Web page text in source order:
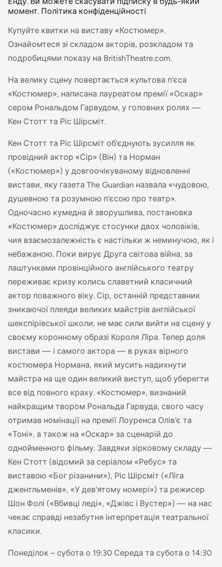
момент. Політика конфіденційності
Купуйте квитки на виставу «Костюмер».
Ознайомтеся зі складом акторів, розкладом та
подробицями показу на BritishTheatre.com.
На велику сцену повертається культова п'єса
«Костюмер», написана лауреатом премії «Оскар»
сером Рональдом Гарвудом, у головних ролях —
Кен Стотт та Ріс Шірсміт.
Кен Стотт та Ріс Шірсміт об'єднують зусилля як
провідний актор «Сір» (Він) та Норман
(«Костюмер») у довгоочікуваному відновленні
вистави, яку газета The Guardian назвала «чудовою,
душевною та розумною п'єсою про театр».
Одночасно кумедна й зворушлива, постановка
«Костюмер» досліджує стосунки двох чоловіків,
чия взаємозалежність є настільки ж неминучою, як і
небажаною. Поки вирує Друга світова війна, за
лаштунками провінційного англійського театру
переживає кризу колись славетний класичний
актор поважного віку. Сір, останній представник
зникаючої плеяди великих майстрів англійської
шекспірівської школи, не має сили вийти на сцену у
своєму коронному образі Короля Ліра. Тепер доля
вистави — і самого актора — в руках вірного
костюмера Нормана, який мусить надихнути
майстра на ще один великий виступ, щоб уберегти
все від повного краху. «Костюмер», визнаний
найкращим твором Рональда Гарвуда, свого часу
отримав номінації на премії Лоуренса Олів'є та
«Тоні», а також на «Оскар» за сценарій до
однойменного фільму. Завдяки зірковому складу —
Кен Стотт (відомий за серіалом «Ребус» та
виставою «Бог різанини»), Ріс Шірсміт («Ліга
джентльменів», «У дев'ятому номері») та режисер
Шон Фолі («Вбивці леді», «Джівс і Вустер») — на нас
чекає справді незабутня інтерпретація театральної
класики.
Понеділок – субота о 19:30 Середа та субота о 14:30